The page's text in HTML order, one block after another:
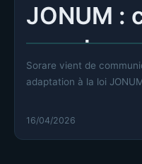
JONUM :
pour les
français à
2026
Sorare vient de
adaptation à la loi
16/04/2026